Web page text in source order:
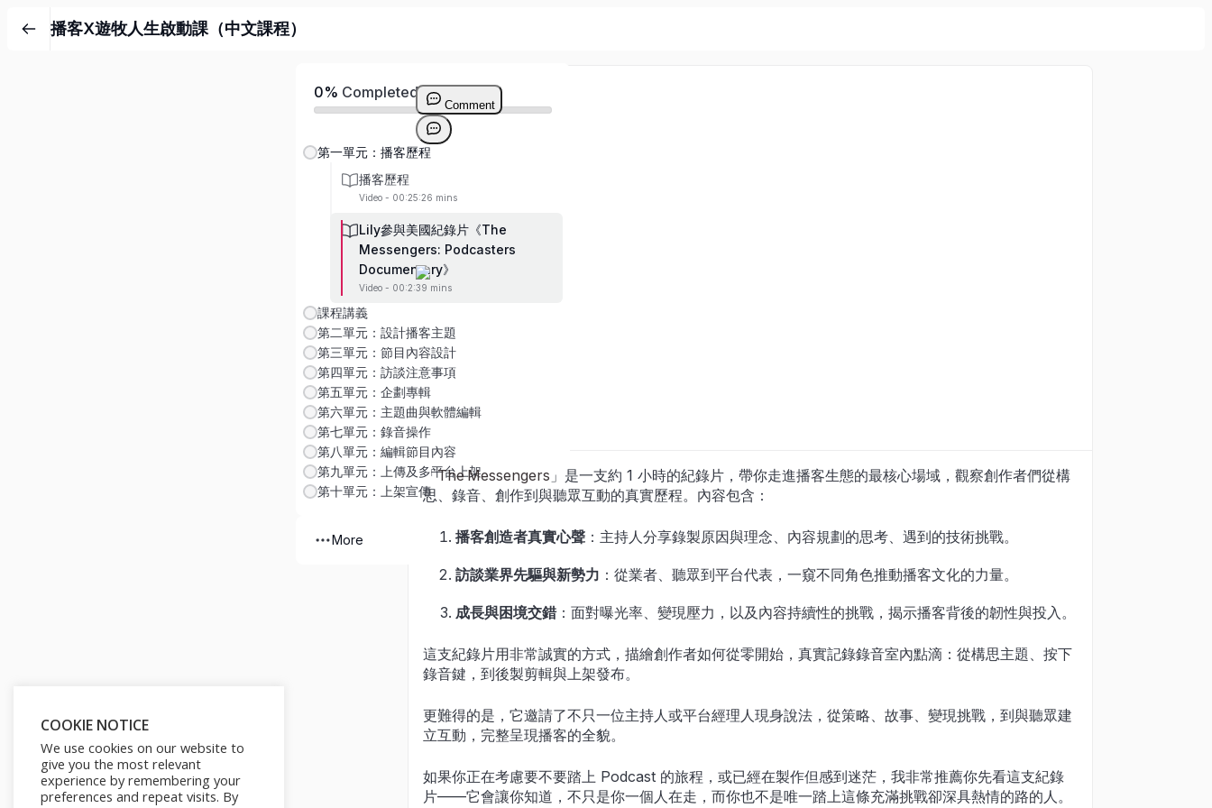
播客X遊牧人生啟動課（中文課程）
0% Completed
第一單元：播客歷程
播客歷程
Video - 00:25:26 mins
Lily參與美國紀錄片《The
Messengers: Podcasters
Documentary》
Video - 00:2:39 mins
課程講義
第二單元：設計播客主題
第三單元：節目內容設計
第四單元：訪談注意事項
第五單元：企劃專輯
第六單元：主題曲與軟體編輯
第七單元：錄音操作
第八單元：編輯節目內容
第九單元：上傳及多平台上架
第十單元：上架宣傳
More
「The Messengers 」是一支約 1 小時的紀錄片，帶你走進播客生態的最核心場域，觀察創作者們從構
思、錄音、創作到與聽眾互動的真實歷程。內容包含：
播客創造者真實心聲 ：主持人分享錄製原因與理念、內容規劃的思考、遇到的技術挑戰。
訪談業界先驅與新勢力 ：從業者、聽眾到平台代表，一窺不同角色推動播客文化的力量。
成長與困境交錯：面對曝光率、變現壓力，以及內容持續性的挑戰，揭示播客背後的韌性與投入。
這支紀錄片用非常誠實的方式，描繪創作者如何從零開始，真實記錄錄音室內點滴：從構思主題、按下
錄音鍵，到後製剪輯與上架發布。
更難得的是，它邀請了不只一位主持人或平台經理人現身說法，從策略、故事、變現挑戰，到與聽眾建
立互動，完整呈現播客的全貌。
如果你正在考慮要不要踏上 Podcast 的旅程，或已經在製作但感到迷茫，我非常推薦你先看這支紀錄
片——它會讓你知道，不只是你一個人在走，而你也不是唯一踏上這條充滿挑戰卻深具熱情的路的人。
COOKIE NOTICE
We use cookies on our website to
give you the most relevant
experience by remembering your
preferences and repeat visits. By